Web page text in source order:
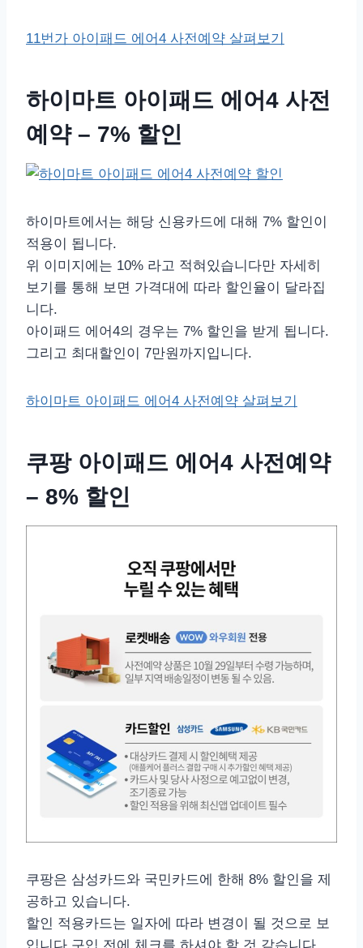
11번가 아이패드 에어4 사전예약 살펴보기
하이마트 아이패드 에어4 사전
예약 – 7% 할인
하이마트에서는 해당 신용카드에 대해 7% 할인이
적용이 됩니다.
위 이미지에는 10% 라고 적혀있습니다만 자세히
보기를 통해 보면 가격대에 따라 할인율이 달라집
니다.
아이패드 에어4의 경우는 7% 할인을 받게 됩니다.
그리고 최대할인이 7만원까지입니다.
하이마트 아이패드 에어4 사전예약 살펴보기
쿠팡 아이패드 에어4 사전예약
– 8% 할인
쿠팡은 삼성카드와 국민카드에 한해 8% 할인을 제
공하고 있습니다.
할인 적용카드는 일자에 따라 변경이 될 것으로 보